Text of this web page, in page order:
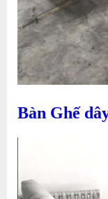
Bàn Ghế